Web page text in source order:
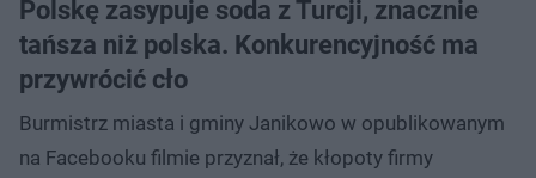
Polskę zasypuje soda z Turcji, znacznie
tańsza niż polska. Konkurencyjność ma
przywrócić cło
Burmistrz miasta i gminy Janikowo w opublikowanym
na Facebooku filmie przyznał, że kłopoty firmy